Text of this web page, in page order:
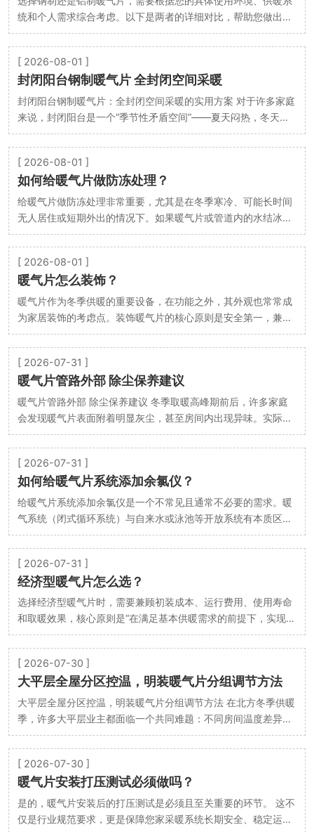
统和个人需求综合考虑。以下是两者的详细对比，帮助您做出决
策： 一、核心特性对比 特性 钢制暖气片 铝…
[ 2026-08-01 ]
封闭阳台钢制暖气片 全封闭空间采暖
封闭阳台钢制暖气片：全封闭空间采暖的实用方案 对于许多家庭
来说，封闭阳台是一个“季节性矛盾空间”——夏天闷热，冬天冰
冷。当您决定将这个区域改造为书房、茶室或儿…
[ 2026-08-01 ]
如何给暖气片做防冻处理？
给暖气片做防冻处理非常重要，尤其是在冬季寒冷、可能长时间
无人居住或短期外出的情况下。如果暖气片或管道内的水结冰膨
胀，会导致管道或暖气片破裂，造成严重的财产损…
[ 2026-08-01 ]
暖气片怎么装饰？
暖气片作为冬季供暖的重要设备，在功能之外，其外观也常常成
为家居装饰的考虑点。装饰暖气片的核心原则是安全第一，兼顾
美观和散热效率。以下是几种实用且美观的装饰方…
[ 2026-07-31 ]
暖气片管路外部 除尘保养建议
暖气片管路外部 除尘保养建议 冬季取暖高峰期前后，许多家庭
会发现暖气片表面附着明显灰尘，甚至房间内出现异味。实际
上，暖气片管路外部的积灰不仅影响美观，更会降低…
[ 2026-07-31 ]
如何给暖气片系统添加余氯仪？
给暖气片系统添加余氯仪是一个不常见且通常不必要的需求。暖
气系统（闭式循环系统）与自来水或泳池等开放系统有本质区
别。不过，如果您有特殊原因（例如系统频繁补水、…
[ 2026-07-31 ]
经济型暖气片怎么选？
选择经济型暖气片时，需要兼顾初装成本、运行费用、使用寿命
和取暖效果，核心原则是“在满足基本供暖需求的前提下，实现长
期使用的性价比最大化”。 以下是具体的选购指…
[ 2026-07-30 ]
大平层全屋分区控温，明装暖气片分组调节方法
大平层全屋分区控温，明装暖气片分组调节方法 在北方冬季供暖
季，许多大平层业主都面临一个共同难题：不同房间温度差异显
著，朝阳客厅闷热难耐，北向书房却冷如冰窖。全…
[ 2026-07-30 ]
暖气片安装打压测试必须做吗？
是的，暖气片安装后的打压测试是必须且至关重要的环节。 这不
仅是行业规范要求，更是保障您家采暖系统长期安全、稳定运行